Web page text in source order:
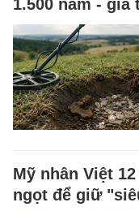
1.500 năm -
Mỹ nhân Việt
ngọt để giữ